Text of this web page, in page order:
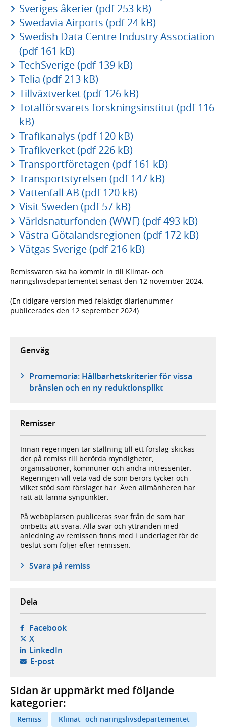
Sveriges åkerier (pdf 253 kB)
Swedavia Airports (pdf 24 kB)
Swedish Data Centre Industry Association
(pdf 161 kB)
TechSverige (pdf 139 kB)
Telia (pdf 213 kB)
Tillväxtverket (pdf 126 kB)
Totalförsvarets forskningsinstitut (pdf 116
kB)
Trafikanalys (pdf 120 kB)
Trafikverket (pdf 226 kB)
Transportföretagen (pdf 161 kB)
Transportstyrelsen (pdf 147 kB)
Vattenfall AB (pdf 120 kB)
Visit Sweden (pdf 57 kB)
Världsnaturfonden (WWF) (pdf 493 kB)
Västra Götalandsregionen (pdf 172 kB)
Vätgas Sverige (pdf 216 kB)
Remissvaren ska ha kommit in till Klimat- och
näringslivsdepartementet senast den 12 november 2024.
(En tidigare version med felaktigt diarienummer
publicerades den 12 september 2024)
Genväg
Promemoria: Hållbarhetskriterier för vissa
bränslen och en ny reduktionsplikt
Remisser
Innan regeringen tar ställning till ett förslag skickas
det på remiss till berörda myndigheter,
organisationer, kommuner och andra intressenter.
Regeringen vill veta vad de som berörs tycker och
vilket stöd som förslaget har. Även allmänheten har
rätt att lämna synpunkter.
På webbplatsen publiceras svar från de som har
ombetts att svara. Alla svar och yttranden med
anledning av remissen finns med i underlaget för de
beslut som följer efter remissen.
Svara på remiss
Dela
Facebook- öppnas i ny flik, extern webbplats,
X- öppnas i ny flik, extern webbplats,
LinkedIn- öppnas i ny flik, extern webbplats,
E-post- öppnar din e-postklient,
Sidan är uppmärkt med följande
kategorier:
Remiss
Klimat- och näringslivsdepartementet